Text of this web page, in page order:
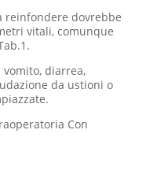
reinfondere dovrebbe
vitali, comunque
vomito, diarrea,
da ustioni o
Con